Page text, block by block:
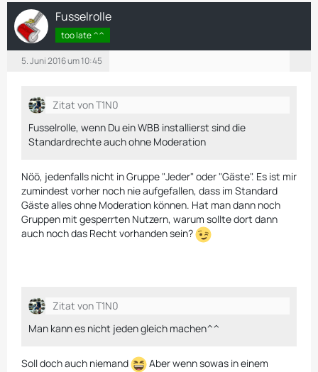
Fusselrolle
too late ^^
5. Juni 2016 um 10:45
Zitat von T1N0
Fusselrolle, wenn Du ein WBB installierst sind die
Standardrechte auch ohne Moderation
Nöö, jedenfalls nicht in Gruppe "Jeder" oder "Gäste". Es ist mir
zumindest vorher noch nie aufgefallen, dass im Standard
Gäste alles ohne Moderation können. Hat man dann noch
Gruppen mit gesperrten Nutzern, warum sollte dort dann
auch noch das Recht vorhanden sein?
Zitat von T1N0
Man kann es nicht jeden gleich machen^^
Soll doch auch niemand
Aber wenn sowas in einem